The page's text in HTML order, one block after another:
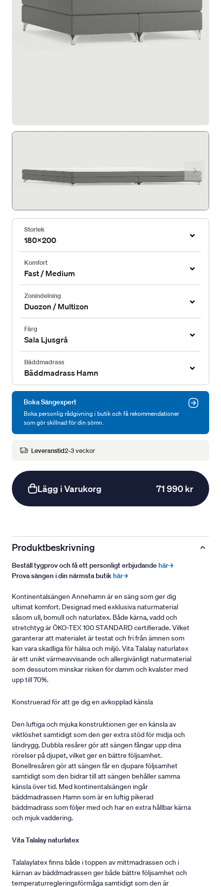
Storlek
180x200
Komfort
Fast / Medium
Zonindelning
Duozon / Multizon
Färg
Sala Ljusgrå
Bäddmadrass
Bäddmadrass Hamn
Boka Sängexpert
Boka personlig rådgivning i butik och få rekommendationer
som gör skillnad för din sömn.
Leveranstid2-3 veckor
Lägg i Varukorg 71 990 kr
Produktbeskrivning
Beställ tygprov och få ett personligt erbjudandehär→
Prova sängen i din närmsta butikhär→
Kontinentalsängen Annehamn är en säng som ger dig
ultimat komfort. Designad med exklusiva naturmaterial
såsom ull, bomull och naturlatex. Både kärna, vadd och
stretchtyg är ÖKO-TEX 100 STANDARD certifierade. Vilket
garanterar att materialet är testat och fri från ämnen som
kan vara skadliga för hälsa och miljö. Vita Talalay naturlatex
är ett unikt värmeavvisande och allergivänligt naturmaterial
som dessutom minskar risken för damm och kvalster med
upp till 70%.
Konstruerad för att ge dig en avkopplad känsla
Den luftiga och mjuka konstruktionen ger en känsla av
viktlöshet samtidigt som den ger extra stöd för midja och
ländrygg. Dubbla resårer gör att sängen fångar upp dina
rörelser på djupet, vilket ger en bättre följsamhet.
Bonellresåren gör att sängen får en djupare följsamhet
samtidigt som den bidrar till att sängen behåller samma
känsla över tid. Med kontinentalsängen ingår
bäddmadrassen Hamn som är en luftig pikerad
bäddmadrass som följer med och har en extra hållbar kärna
och mjuk vaddering.
Vita Talalay naturlatex
Talalaylatex finns både i toppen av mittmadrassen och i
kärnan av bäddmadrassen ger både bättre följsamhet och
temperaturregleringsförmåga samtidigt som den är